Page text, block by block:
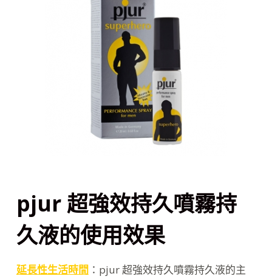
pjur 超強效持久噴霧持
久液的使用效果
延長性生活時間：pjur 超強效持久噴霧持久液的主